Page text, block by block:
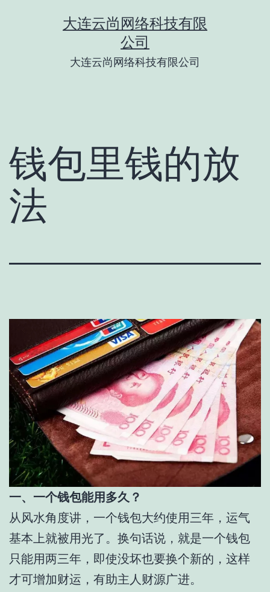
大连云尚网络科技有限
公司
大连云尚网络科技有限公司
钱包里钱的放
法
一、一个钱包能用多久？
从风水角度讲，一个钱包大约使用三年，运气
基本上就被用光了。换句话说，就是一个钱包
只能用两三年，即使没坏也要换个新的，这样
才可增加财运，有助主人财源广进。